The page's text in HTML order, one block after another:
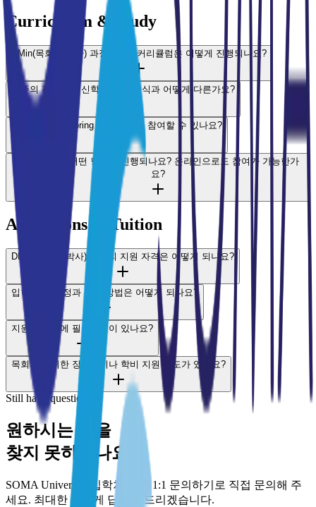
Curriculum & Study
DMin(목회학 박사) 과정의 3년 커리큘럼은 어떻게 진행되나요?
기존의 전통적인 신학교 수업 방식과 어떻게 다른가요?
멘토링 랩(Mentoring Lab)은 누가 참여할 수 있나요?
수업은 주로 어떤 형태로 진행되나요? 온라인으로도 참여가 가능한가
요?
Admissions & Tuition
DMin(목회학 박사) 과정의 지원 자격은 어떻게 되나요?
입학 전형 일정과 지원 방법은 어떻게 되나요?
지원서 이외에 필수전형이 있나요?
목회자를 위한 장학금이나 학비 지원 제도가 있나요?
Still have questions?
원하시는 답을
찾지 못하셨나요?
SOMA University 입학처 또는 1:1 문의하기로 직접 문의해 주
세요. 최대한 빠르게 답변해 드리겠습니다.